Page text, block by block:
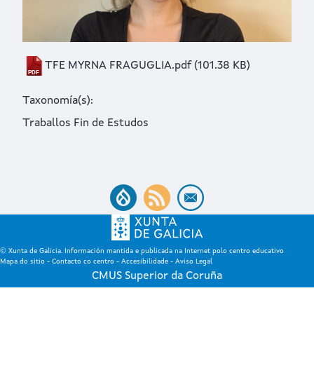
TFE MYRNA FRAGUGLIA.pdf (101.38 KB)
Taxonomía(s)
Traballos Fin de Estudos
© Xunta de Galicia. Información mantida e publicada na Internet polo centro educativo
Mapa do sitio - Contacto co centro - Accesibilidade - Aviso Legal
CMUS Superior da Coruña